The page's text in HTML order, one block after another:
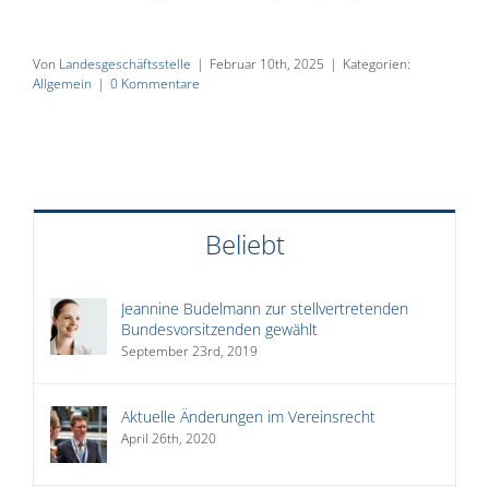
Von Landesgeschäftsstelle | Februar 10th, 2025 | Kategorien:
Allgemein | 0 Kommentare
Beliebt
Jeannine Budelmann zur stellvertretenden
Bundesvorsitzenden gewählt
September 23rd, 2019
Aktuelle Änderungen im Vereinsrecht
April 26th, 2020